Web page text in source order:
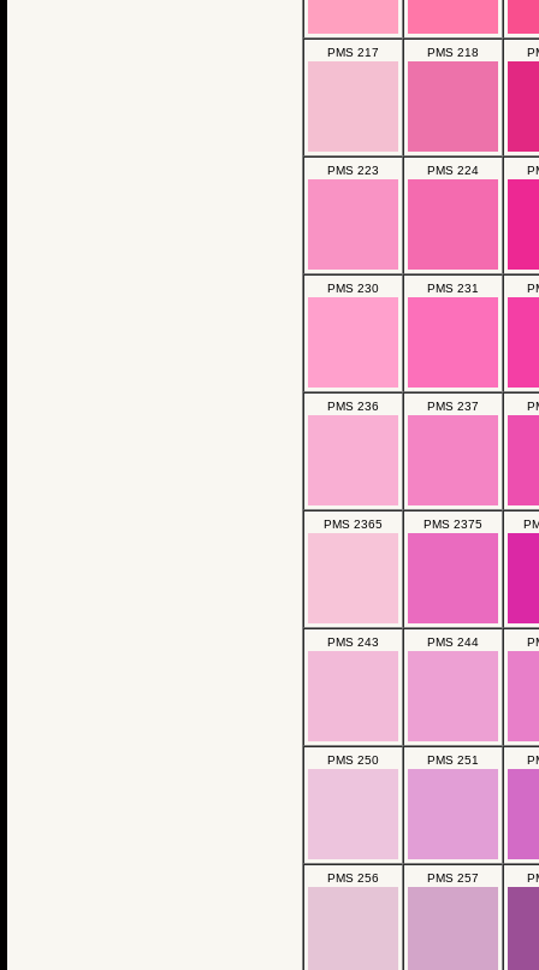
PMS 217 PMS 218
PMS 223 PMS 224
PMS 230 PMS 231
PMS 236 PMS 237
PMS 2365 PMS 2375
PMS 243 PMS 244
PMS 250 PMS 251
PMS 256 PMS 257